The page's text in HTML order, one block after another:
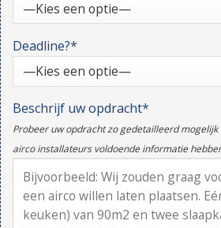
Deadline?*
Beschrijf uw opdracht*
Probeer uw opdracht zo gedetailleerd
airco installateurs voldoende informatie